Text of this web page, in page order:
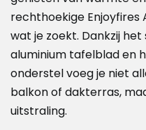
rechthoekige
wat je zoekt. Dankzij
aluminium tafelblad en
onderstel voeg je niet
balkon of dakterras,
uitstraling.